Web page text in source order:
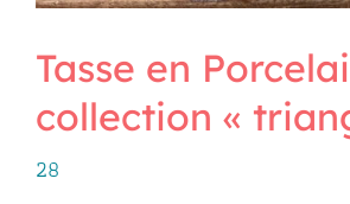
Tasse en
collection «
28